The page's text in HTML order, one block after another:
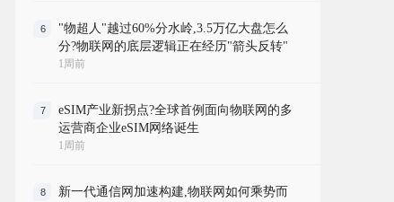
6
"物超人"越过60%分水岭,3.5万亿大盘怎么
分?物联网的底层逻辑正在经历"箭头反转"
1周前
7
eSIM产业新拐点?全球首例面向物联网的多
运营商企业eSIM网络诞生
1周前
8
新一代通信网加速构建,物联网如何乘势而